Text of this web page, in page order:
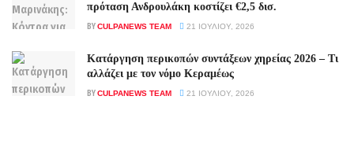
πρόταση Ανδρουλάκη κοστίζει €2,5 δισ.
BYCULPANEWS TEAM 21 ΙΟΥΛΊΟΥ, 2026
Κατάργηση περικοπών συντάξεων χηρείας 2026 – Τι
αλλάζει με τον νόμο Κεραμέως
BYCULPANEWS TEAM 21 ΙΟΥΛΊΟΥ, 2026